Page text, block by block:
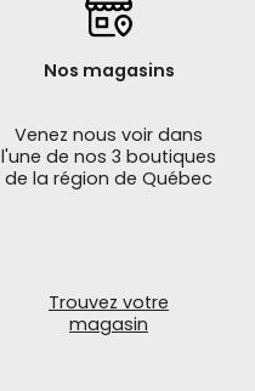
Nos magasins
Venez nous voir dans
l'une de nos 3 boutiques
de la région de Québec
Trouvez votre
magasin